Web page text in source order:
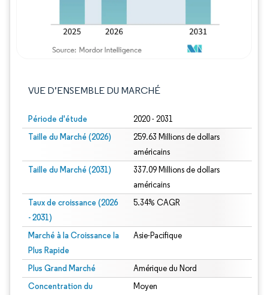
VUE D’ENSEMBLE DU MARCHÉ
Période d'étude 2020 - 2031
Taille du Marché (2026)
259.63 Millions de dollars
américains
Taille du Marché (2031)
337.09 Millions de dollars
américains
Taux de croissance (2026
- 2031)
5.34% CAGR
Marché à la Croissance la
Plus Rapide
Asie-Pacifique
Plus Grand Marché Amérique du Nord
Concentration du
Moyen